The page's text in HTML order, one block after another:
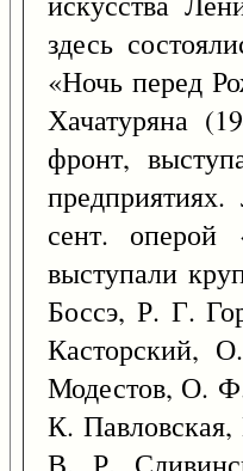
здесь
«Ночь перед
Хачатуряна
фронт,
сент.
выступали
Боссэ, Р. Г.
Модестов, О.
К.